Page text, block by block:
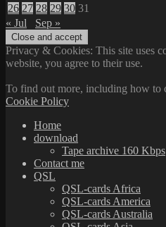
26 27 28 29 30 31
« Jul
Sep »
Privacy & Cookies: This site uses
website, you agree to their use.
To find out more, including how to
Cookie Policy
Home
download
Tape archive 160 Kbps
Contact me
QSL
QSL-cards Africa
QSL-cards America
QSL-cards Australia